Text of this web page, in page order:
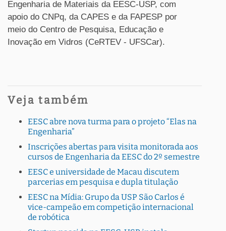
Engenharia de Materiais da EESC-USP, com
apoio do CNPq, da CAPES e da FAPESP por
meio do Centro de Pesquisa, Educação e
Inovação em Vidros (CeRTEV - UFSCar).
Veja também
EESC abre nova turma para o projeto “Elas na
Engenharia”
Inscrições abertas para visita monitorada aos
cursos de Engenharia da EESC do 2º semestre
EESC e universidade de Macau discutem
parcerias em pesquisa e dupla titulação
EESC na Mídia: Grupo da USP São Carlos é
vice-campeão em competição internacional
de robótica